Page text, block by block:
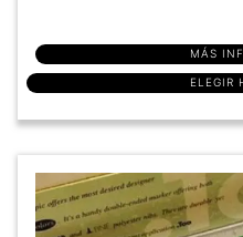
MÁS
ELEGIR